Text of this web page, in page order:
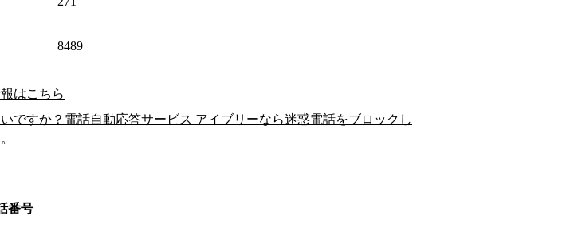
8489
はこちら
ですか？電話自動応答サービス アイブリーなら迷惑電話をブロックし
番号